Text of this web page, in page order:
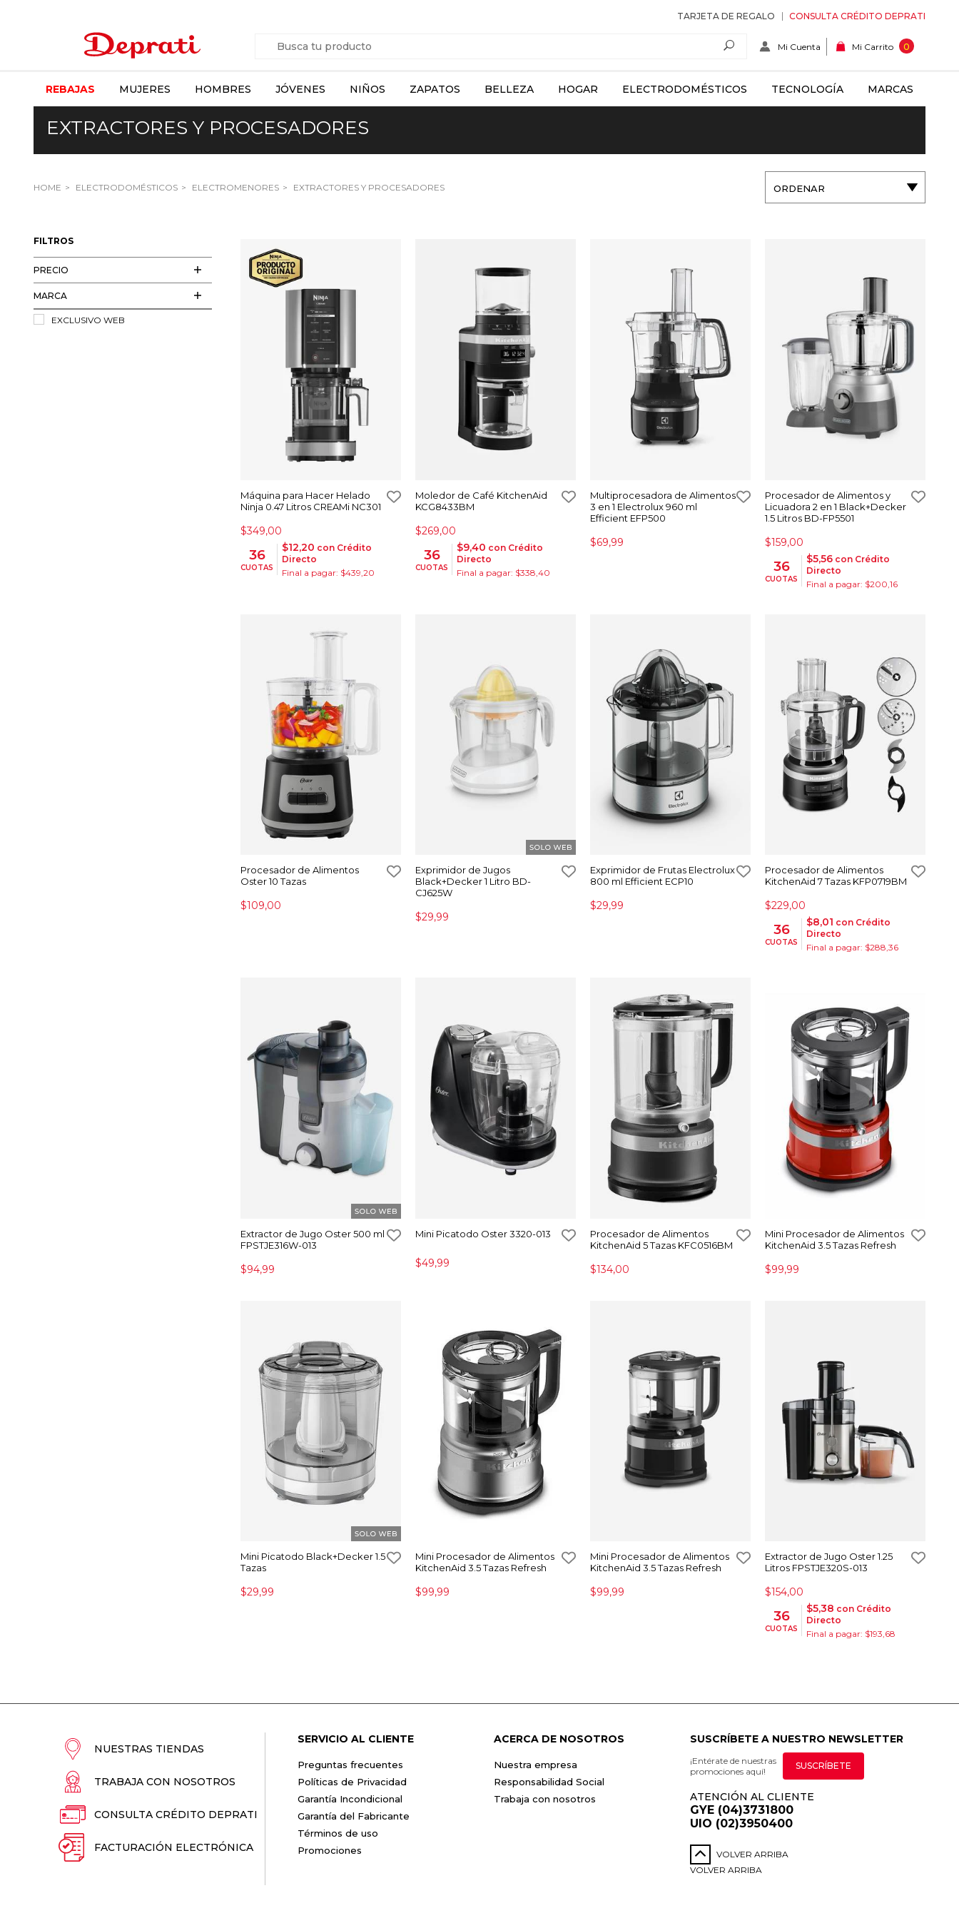
TARJETA DE REGALO CONSULTA CRÉDITO DEPRATI
Mi Cuenta Mi Carrito 0
REBAJAS MUJERES HOMBRES JÓVENES NIÑOS ZAPATOS BELLEZA HOGAR ELECTRODOMÉSTICOS TECNOLOGÍA MARCAS
EXTRACTORES Y PROCESADORES
HOME ELECTRODOMÉSTICOS ELECTROMENORES EXTRACTORES Y PROCESADORES ORDENAR
FILTROS
PRECIO
MARCA
EXCLUSIVO WEB
Máquina para Hacer Helado
Ninja 0.47 Litros CREAMi NC301
$349,00
36
CUOTAS
$12,20 con Crédito
Directo
Final a pagar: $439,20
Moledor de Café KitchenAid
KCG8433BM
$269,00
36
CUOTAS
$9,40 con Crédito
Directo
Final a pagar: $338,40
Multiprocesadora de Alimentos
3 en 1 Electrolux 960 ml
Efficient EFP500
$69,99
Procesador de Alimentos y
Licuadora 2 en 1 Black+Decker
1.5 Litros BD-FP5501
$159,00
36
CUOTAS
$5,56 con Crédito
Directo
Final a pagar: $200,16
Procesador de Alimentos
Oster 10 Tazas
$109,00
Exprimidor de Jugos
Black+Decker 1 Litro BD-
CJ625W
$29,99
Exprimidor de Frutas Electrolux
800 ml Efficient ECP10
$29,99
Procesador de Alimentos
KitchenAid 7 Tazas KFP0719BM
$229,00
36
CUOTAS
$8,01 con Crédito
Directo
Final a pagar: $288,36
Extractor de Jugo Oster 500 ml
FPSTJE316W-013
$94,99
Mini Picatodo Oster 3320-013
$49,99
Procesador de Alimentos
KitchenAid 5 Tazas KFC0516BM
$134,00
Mini Procesador de Alimentos
KitchenAid 3.5 Tazas Refresh
$99,99
Mini Picatodo Black+Decker 1.5
Tazas
$29,99
Mini Procesador de Alimentos
KitchenAid 3.5 Tazas Refresh
$99,99
Mini Procesador de Alimentos
KitchenAid 3.5 Tazas Refresh
$99,99
Extractor de Jugo Oster 1.25
Litros FPSTJE320S-013
$154,00
36
CUOTAS
$5,38 con Crédito
Directo
Final a pagar: $193,68
NUESTRAS TIENDAS
TRABAJA CON NOSOTROS
CONSULTA CRÉDITO DEPRATI
FACTURACIÓN ELECTRÓNICA
SERVICIO AL CLIENTE
Preguntas frecuentes
Políticas de Privacidad
Garantía Incondicional
Garantía del Fabricante
Términos de uso
Promociones
ACERCA DE NOSOTROS
Nuestra empresa
Responsabilidad Social
Trabaja con nosotros
SUSCRÍBETE A NUESTRO NEWSLETTER
¡Entérate de nuestras
promociones aquí!
SUSCRÍBETE
ATENCIÓN AL CLIENTE
GYE (04)3731800
UIO (02)3950400
VOLVER ARRIBA
VOLVER ARRIBA